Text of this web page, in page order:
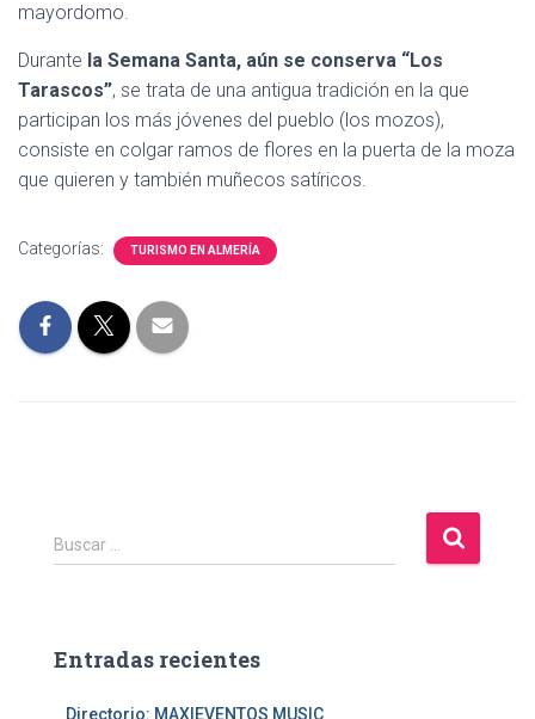
mayordomo.
Durante la Semana Santa, aún se conserva “Los
Tarascos”, se trata de una antigua tradición en la que
participan los más jóvenes del pueblo (los mozos),
consiste en colgar ramos de flores en la puerta de la moza
que quieren y también muñecos satíricos.
Categorías: TURISMO EN ALMERÍA
B
u
r
Buscar …
Entradas recientes
Directorio: MAXIEVENTOS MUSIC